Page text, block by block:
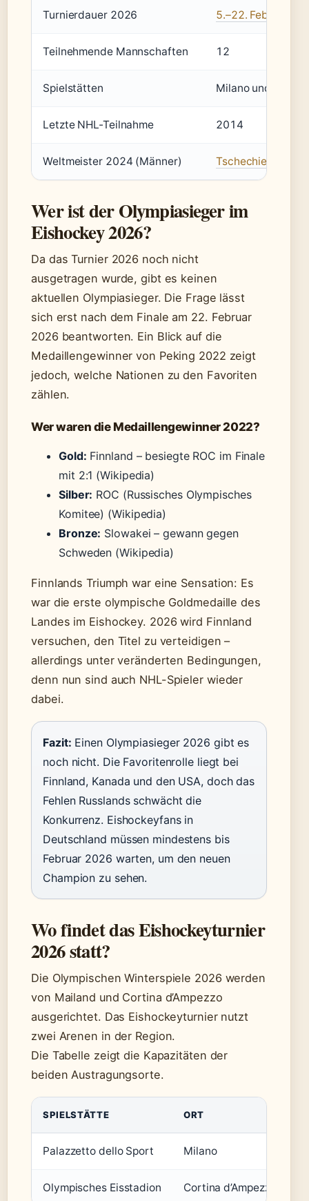
Turnierdauer 2026 5.–22. Februar
Teilnehmende Mannschaften 12
Spielstätten Milano und
Letzte NHL-Teilnahme 2014
Weltmeister 2024 (Männer) Tschechien
Wer ist der Olympiasieger im
Eishockey 2026?
Da das Turnier 2026 noch nicht
ausgetragen wurde, gibt es keinen
aktuellen Olympiasieger. Die Frage lässt
sich erst nach dem Finale am 22. Februar
2026 beantworten. Ein Blick auf die
Medaillengewinner von Peking 2022 zeigt
jedoch, welche Nationen zu den Favoriten
zählen.
Wer waren die Medaillengewinner 2022?
Gold: Finnland – besiegte ROC im Finale
mit 2:1 (Wikipedia)
Silber: ROC (Russisches Olympisches
Komitee) (Wikipedia)
Bronze: Slowakei – gewann gegen
Schweden (Wikipedia)
Finnlands Triumph war eine Sensation: Es
war die erste olympische Goldmedaille des
Landes im Eishockey. 2026 wird Finnland
versuchen, den Titel zu verteidigen –
allerdings unter veränderten Bedingungen,
denn nun sind auch NHL-Spieler wieder
dabei.
Fazit: Einen Olympiasieger 2026 gibt es
noch nicht. Die Favoritenrolle liegt bei
Finnland, Kanada und den USA, doch das
Fehlen Russlands schwächt die
Konkurrenz. Eishockeyfans in
Deutschland müssen mindestens bis
Februar 2026 warten, um den neuen
Champion zu sehen.
Wo findet das Eishockeyturnier
2026 statt?
Die Olympischen Winterspiele 2026 werden
von Mailand und Cortina d’Ampezzo
ausgerichtet. Das Eishockeyturnier nutzt
zwei Arenen in der Region.
Die Tabelle zeigt die Kapazitäten der
beiden Austragungsorte.
SPIELSTÄTTE ORT
Palazzetto dello Sport Milano
Olympisches Eisstadion Cortina d’Ampezzo